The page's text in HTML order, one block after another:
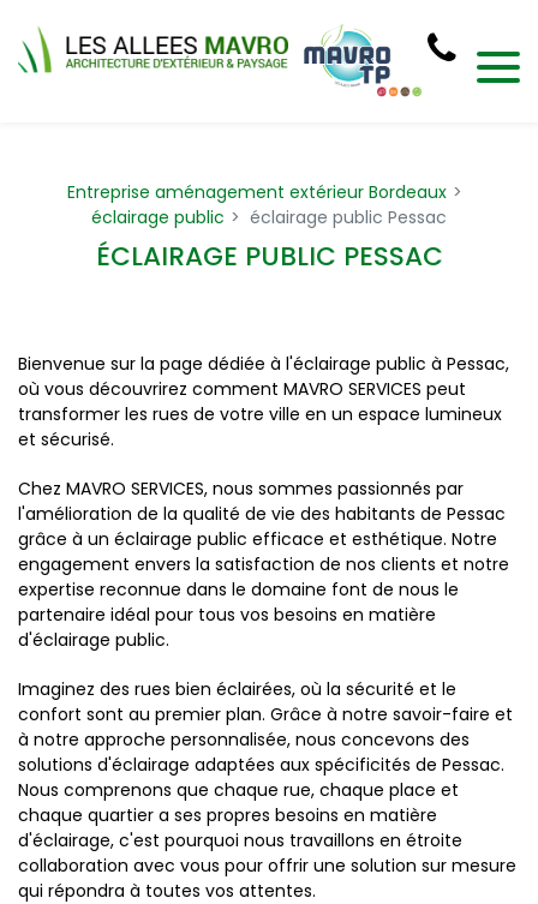
Entreprise aménagement extérieur Bordeaux
éclairage public
éclairage public Pessac
ÉCLAIRAGE PUBLIC PESSAC
Bienvenue sur la page dédiée à l'éclairage public à Pessac,
où vous découvrirez comment MAVRO SERVICES peut
transformer les rues de votre ville en un espace lumineux
et sécurisé.
Chez MAVRO SERVICES, nous sommes passionnés par
l'amélioration de la qualité de vie des habitants de Pessac
grâce à un éclairage public efficace et esthétique. Notre
engagement envers la satisfaction de nos clients et notre
expertise reconnue dans le domaine font de nous le
partenaire idéal pour tous vos besoins en matière
d'éclairage public.
Imaginez des rues bien éclairées, où la sécurité et le
confort sont au premier plan. Grâce à notre savoir-faire et
à notre approche personnalisée, nous concevons des
solutions d'éclairage adaptées aux spécificités de Pessac.
Nous comprenons que chaque rue, chaque place et
chaque quartier a ses propres besoins en matière
d'éclairage, c'est pourquoi nous travaillons en étroite
collaboration avec vous pour offrir une solution sur mesure
qui répondra à toutes vos attentes.